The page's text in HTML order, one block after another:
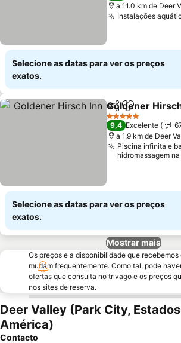
a 11.0 km de Deer
Instalações
Selecione as datas para ver os preços
exatos.
PartilharAdicionar
Goldener
5 Estrelas
9,4 Excelente
a 1.9 km de Deer
Piscina infinita e
hidromassagem
Selecione as datas para ver os preços
exatos.
Mostrar mais
Os preços e a disponibilidade que recebemos
mudam frequentemente. Como tal, pode
ofertas que consulta no trivago e os preços
nos sites de reserva.
Deer Valley (Park City,
América)
Contacto